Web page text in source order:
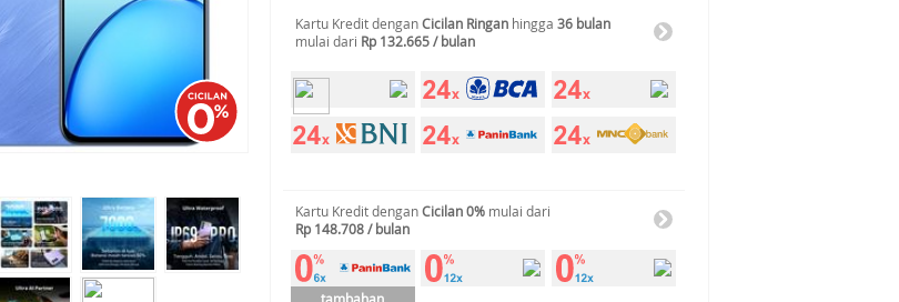
Kartu Kredit denganCicilan Ringan hingga 36 bulan
mulai dari Rp 132.665 / bulan
Kartu Kredit denganCicilan 0% mulai dari
Rp 148.708 / bulan